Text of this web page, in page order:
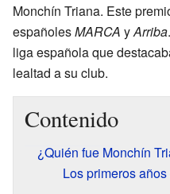
Monchín Triana. Este
españolesMARCA yArriba
liga española que
lealtad a su club.
Contenido
¿Quién fue Monchín
Los primeros